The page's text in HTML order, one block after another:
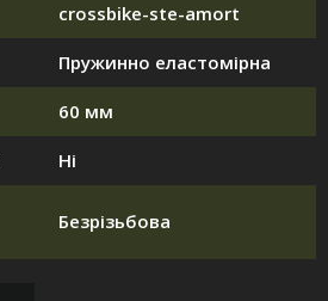
crossbike-ste-amort
Пружинно еластомірна
60 мм
Ні
Безрізьбова